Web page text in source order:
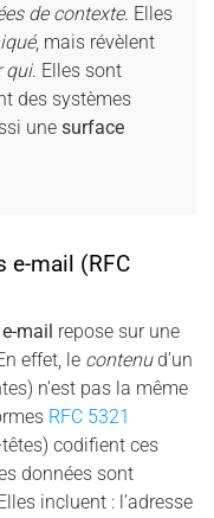
de contexte. Elles
, mais révèlent
qui. Elles sont
des systèmes
une surface
e-mail (RFC
mail repose sur une
effet, le contenud’un
n’est pas la même
RFC 5321
codifient ces
données sont
incluent : l’adresse